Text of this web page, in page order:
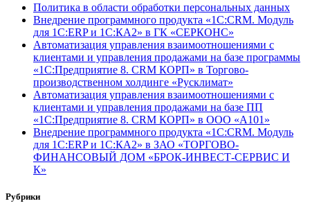
Политика в области обработки персональных данных
Внедрение программного продукта «1С:CRM. Модуль
для 1С:ERP и 1С:КА2» в ГК «СЕРКОНС»
Автоматизация управления взаимоотношениями с
клиентами и управления продажами на базе программы
«1С:Предприятие 8. CRM КОРП» в Торгово-
производственном холдинге «Русклимат»
Автоматизация управления взаимоотношениями с
клиентами и управления продажами на базе ПП
«1С:Предприятие 8. CRM КОРП» в ООО «А101»
Внедрение программного продукта «1С:CRM. Модуль
для 1С:ERP и 1С:КА2» в ЗАО «ТОРГОВО-
ФИНАНСОВЫЙ ДОМ «БРОК-ИНВЕСТ-СЕРВИС И
К»
Рубрики